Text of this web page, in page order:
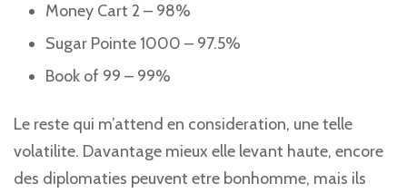
Money Cart 2 – 98%
Sugar Pointe 1000 – 97.5%
Book of 99 – 99%
Le reste qui m’attend en consideration, une telle
volatilite. Davantage mieux elle levant haute, encore
des diplomaties peuvent etre bonhomme, mais ils